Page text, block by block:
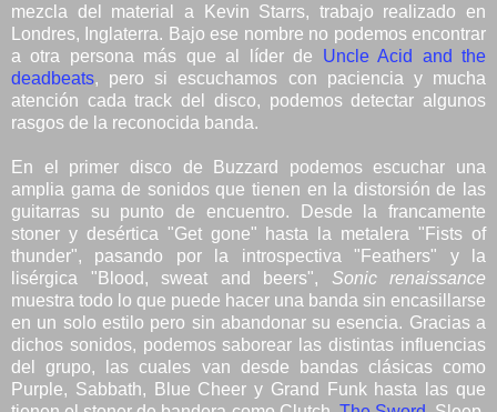
mezcla del material a Kevin Starrs, trabajo realizado en
Londres, Inglaterra. Bajo ese nombre no podemos encontrar
a otra persona más que al líder de Uncle Acid and the
deadbeats, pero si escuchamos con paciencia y mucha
atención cada track del disco, podemos detectar algunos
rasgos de la reconocida banda.
En el primer disco de Buzzard podemos escuchar una
amplia gama de sonidos que tienen en la distorsión de las
guitarras su punto de encuentro. Desde la francamente
stoner y desértica "Get gone" hasta la metalera "Fists of
thunder", pasando por la introspectiva "Feathers" y la
lisérgica "Blood, sweat and beers", Sonic renaissance
muestra todo lo que puede hacer una banda sin encasillarse
en un solo estilo pero sin abandonar su esencia. Gracias a
dichos sonidos, podemos saborear las distintas influencias
del grupo, las cuales van desde bandas clásicas como
Purple, Sabbath, Blue Cheer y Grand Funk hasta las que